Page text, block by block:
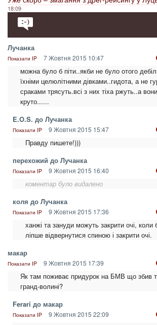
18:09
Лучанка
Показати IP 7 Жовтня 2015 10:47
можна було б піти..якби не було отого
їхніми целюлітними дівками..гидота, а не
сраками трясуть.всі з них тіха ржуть..а
круто......
E.O.S. до Лучанка
Показати IP 9 Жовтня 2015 15:47
Правду пишете!)))
перехожий до Лучанка
Показати IP 9 Жовтня 2015 16:40
коментар було видалено
коля до Лучанка
Показати IP 9 Жовтня 2015 17:36
ханжі та зануди можуть закрити очі, коли
ліпше відвернутися спиною і закрити очі.
макар
Показати IP 9 Жовтня 2015 17:39
Як там поживає придурок на БМВ що збив
гранд-волині?
Ferari до макар
Показати IP 9 Жовтня 2015 22:09